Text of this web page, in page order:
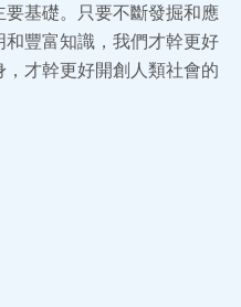
基礎。只要不斷發掘和應
豐富知識，我們才幹更好
才幹更好開創人類社會的